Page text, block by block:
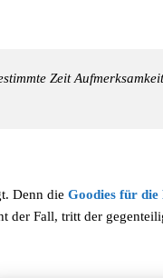
Zeit
Denn die Goodies für die
der Fall, tritt der